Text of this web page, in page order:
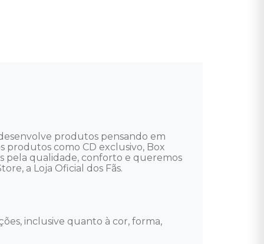
produtos pensando em
produtos como CD exclusivo, Box
pela qualidade, conforto e queremos
a Loja Oficial dos Fãs.
inclusive quanto à cor, forma,